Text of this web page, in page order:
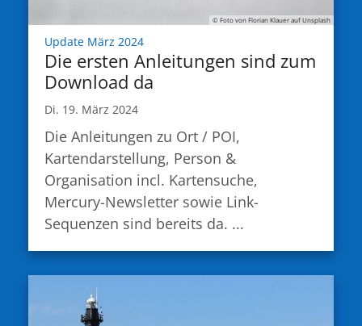
© Foto von Florian Klauer auf Unsplash
Update März 2024:
Die ersten Anleitungen sind zum
Download da
Di. 19. März 2024
Die Anleitungen zu Ort / POI,
Kartendarstellung, Person &
Organisation incl. Kartensuche,
Mercury-Newsletter sowie Link-
Sequenzen sind bereits da. ...